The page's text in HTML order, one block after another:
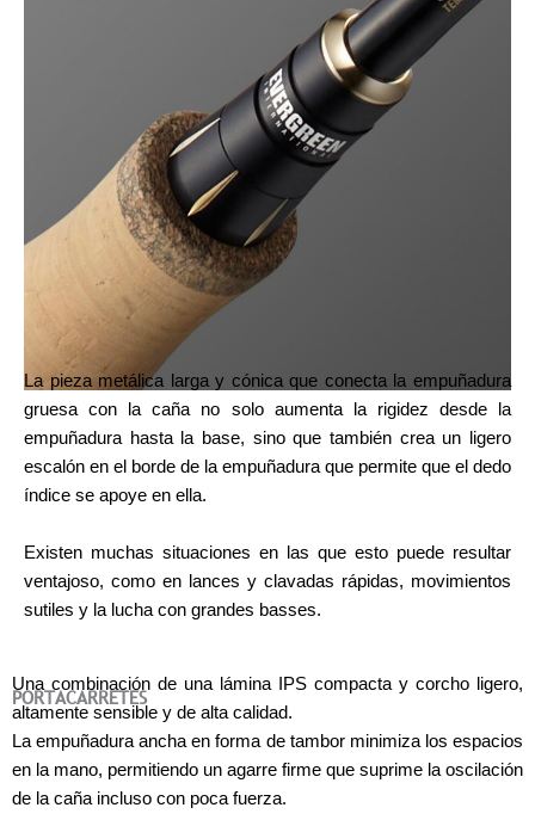
La pieza metálica larga y cónica que conecta la empuñadura
gruesa con la caña no solo aumenta la rigidez desde la
empuñadura hasta la base, sino que también crea un ligero
escalón en el borde de la empuñadura que permite que el dedo
índice se apoye en ella.
Existen muchas situaciones en las que esto puede resultar
ventajoso, como en lances y clavadas rápidas, movimientos
sutiles y la lucha con grandes basses.
PORTACARRETES
Una combinación de una lámina IPS compacta y corcho ligero,
altamente sensible y de alta calidad.
La empuñadura ancha en forma de tambor minimiza los espacios
en la mano, permitiendo un agarre firme que suprime la oscilación
de la caña incluso con poca fuerza.